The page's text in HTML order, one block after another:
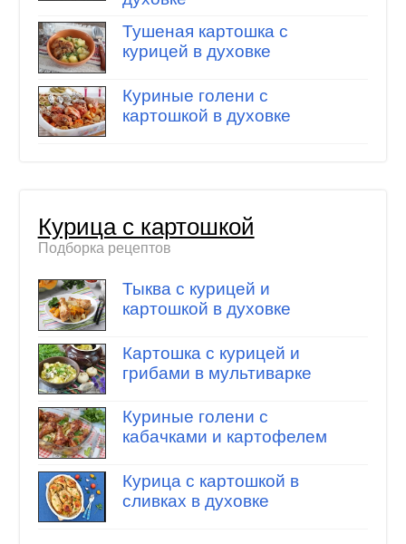
Тушеная картошка с
курицей в духовке
Куриные голени с
картошкой в духовке
Курица с картошкой
Подборка рецептов
Тыква с курицей и
картошкой в духовке
Картошка с курицей и
грибами в мультиварке
Куриные голени с
кабачками и картофелем
Курица с картошкой в
сливках в духовке